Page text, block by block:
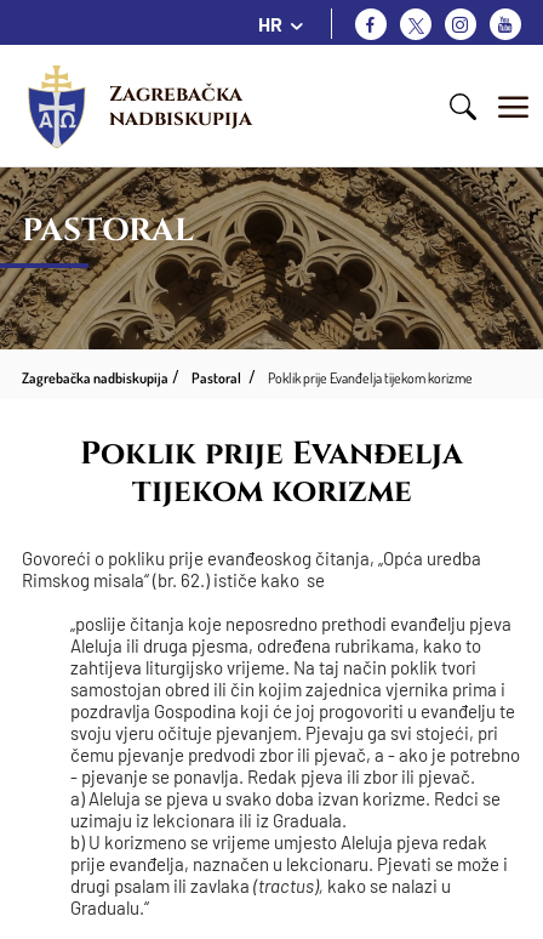
HR
Zagrebačka
nadbiskupija
PASTORAL
Zagrebačka nadbiskupija Pastoral Poklik prije Evanđelja tijekom korizme
Poklik prije Evanđelja
tijekom korizme
Govoreći o pokliku prije evanđeoskog čitanja, „Opća uredba
Rimskog misala“ (br. 62.) ističe kako se
„poslije čitanja koje neposredno prethodi evanđelju pjeva
Aleluja ili druga pjesma, određena rubrikama, kako to
zahtijeva liturgijsko vrijeme. Na taj način poklik tvori
samostojan obred ili čin kojim zajednica vjernika prima i
pozdravlja Gospodina koji će joj progovoriti u evanđelju te
svoju vjeru očituje pjevanjem. Pjevaju ga svi stojeći, pri
čemu pjevanje predvodi zbor ili pjevač, a - ako je potrebno
- pjevanje se ponavlja. Redak pjeva ili zbor ili pjevač.
a) Aleluja se pjeva u svako doba izvan korizme. Redci se
uzimaju iz lekcionara ili iz Graduala.
b) U korizmeno se vrijeme umjesto Aleluja pjeva redak
prije evanđelja, naznačen u lekcionaru. Pjevati se može i
drugi psalam ili zavlaka(tractus), kako se nalazi u
Gradualu.“